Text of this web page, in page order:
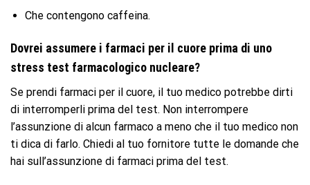
Che contengono caffeina.
Dovrei assumere i farmaci per il cuore prima di uno
stress test farmacologico nucleare?
Se prendi farmaci per il cuore, il tuo medico potrebbe dirti
di interromperli prima del test. Non interrompere
l’assunzione di alcun farmaco a meno che il tuo medico non
ti dica di farlo. Chiedi al tuo fornitore tutte le domande che
hai sull’assunzione di farmaci prima del test.